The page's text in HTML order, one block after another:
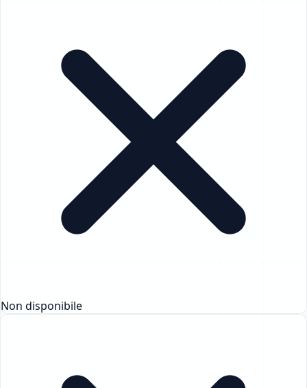
Non disponibile